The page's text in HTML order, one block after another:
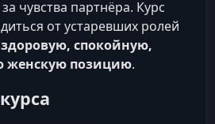
чувства партнёра. Курс
от устаревших ролей
здоровую, спокойную,
женскую позицию.